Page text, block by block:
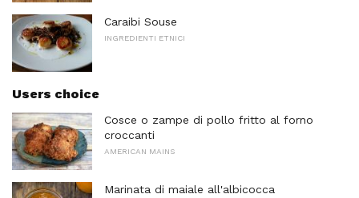
Caraibi Souse
INGREDIENTI ETNICI
Users choice
Cosce o zampe di pollo fritto al forno
croccanti
AMERICAN MAINS
Marinata di maiale all'albicocca